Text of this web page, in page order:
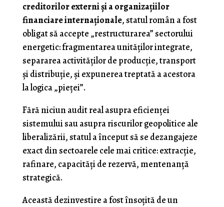
creditorilor externi și a organizațiilor
financiare internaționale, statul român a fost
obligat să accepte „restructurarea” sectorului
energetic: fragmentarea unităților integrate,
separarea activităților de producție, transport
și distribuție, și expunerea treptată a acestora
la logica „pieței”.
Fără niciun audit real asupra eficienței
sistemului sau asupra riscurilor geopolitice ale
liberalizării, statul a început să se dezangajeze
exact din sectoarele cele mai critice: extracție,
rafinare, capacități de rezervă, mentenanță
strategică.
Această dezinvestire a fost însoțită de un